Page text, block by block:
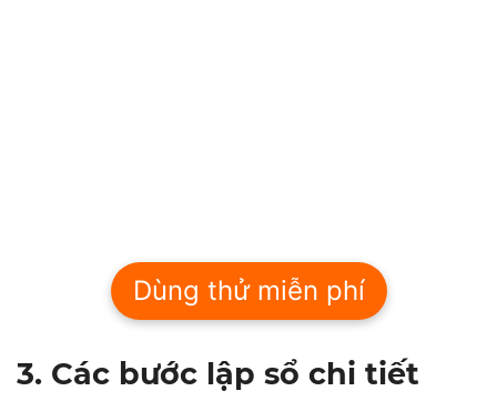
Dùng thử miễn phí
3. Các bước lập sổ chi tiết